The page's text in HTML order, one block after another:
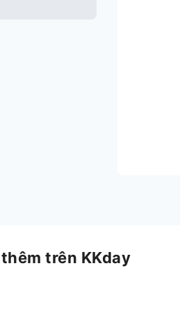
trên KKday